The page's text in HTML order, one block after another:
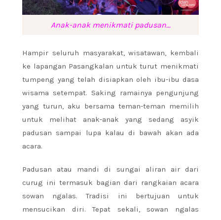
Anak-anak menikmati padusan…
Hampir seluruh masyarakat, wisatawan, kembali
ke lapangan Pasangkalan untuk turut menikmati
tumpeng yang telah disiapkan oleh ibu-ibu dasa
wisama setempat. Saking ramainya pengunjung
yang turun, aku bersama teman-teman memilih
untuk melihat anak-anak yang sedang asyik
padusan sampai lupa kalau di bawah akan ada
acara.
Padusan atau mandi di sungai aliran air dari
curug ini termasuk bagian dari rangkaian acara
sowan ngalas. Tradisi ini bertujuan untuk
mensucikan diri. Tepat sekali, sowan ngalas